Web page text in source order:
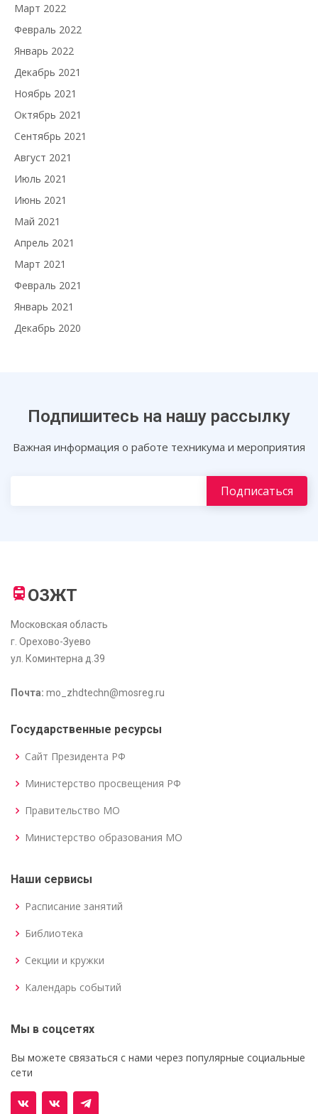
Март 2022
Февраль 2022
Январь 2022
Декабрь 2021
Ноябрь 2021
Октябрь 2021
Сентябрь 2021
Август 2021
Июль 2021
Июнь 2021
Май 2021
Апрель 2021
Март 2021
Февраль 2021
Январь 2021
Декабрь 2020
Подпишитесь на нашу рассылку
Важная информация о работе техникума и мероприятия
ОЗЖТ
Московская область
г. Орехово-Зуево
ул. Коминтерна д.39
Почта: mo_zhdtechn@mosreg.ru
Государственные ресурсы
Сайт Президента РФ
Министерство просвещения РФ
Правительство МО
Министерство образования МО
Наши сервисы
Расписание занятий
Библиотека
Секции и кружки
Календарь событий
Мы в соцсетях
Вы можете связаться с нами через популярные социальные
сети